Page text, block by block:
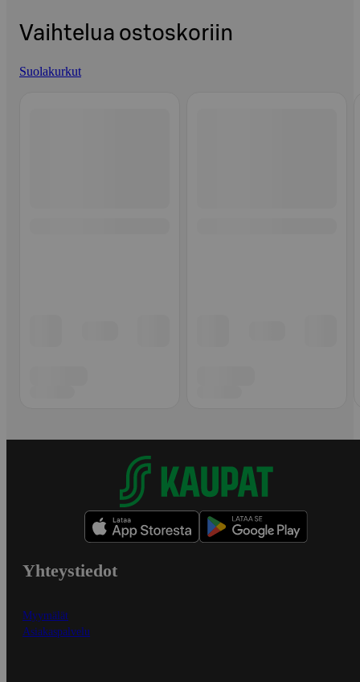
Vaihtelua ostoskoriin
Suolakurkut
Yhteystiedot
Myymälät
Asiakaspalvelu